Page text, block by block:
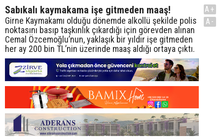
Sabıkalı kaymakama işe gitmeden maaş!
Girne Kaymakamı olduğu dönemde alkollü şekilde polis
noktasını basıp taşkınlık çıkardığı için görevden alınan
Cemal Özcemoğlu’nun, yaklaşık bir yıldır işe gitmeden
her ay 200 bin TL’nin üzerinde maaş aldığı ortaya çıktı.
A+
A-